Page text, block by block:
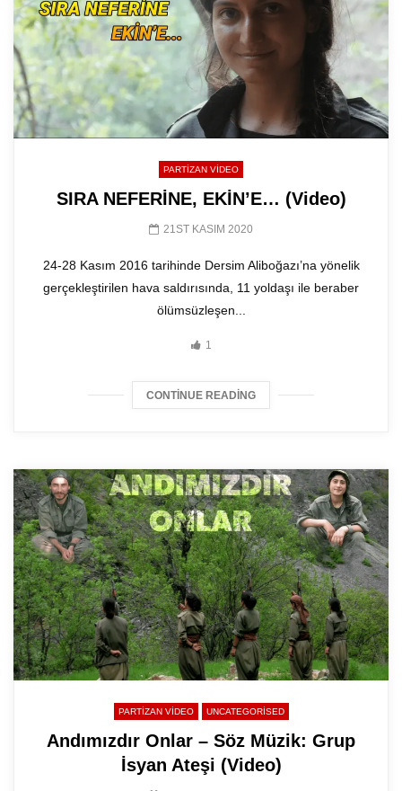
PARTIZAN VIDEO
SIRA NEFERİNE, EKİN’E… (Video)
21ST KASIM 2020
24-28 Kasım 2016 tarihinde Dersim Aliboğazı’na yönelik
gerçekleştirilen hava saldırısında, 11 yoldaşı ile beraber
ölümsüzleşen...
1
CONTINUE READING
PARTIZAN VIDEO UNCATEGORISED
Andımızdır Onlar – Söz Müzik: Grup
İsyan Ateşi (Video)